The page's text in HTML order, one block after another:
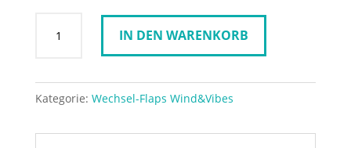
S
IN DEN WARENKORB
Kategorie: Wechsel-Flaps Wind&Vibes